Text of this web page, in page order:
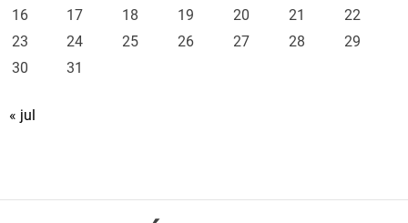
16
17 18 19 20 21
22
23
24 25 26 27 28
29
30
31
« jul